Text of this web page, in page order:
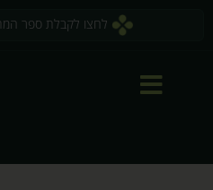
לחצו לקבלת ספר